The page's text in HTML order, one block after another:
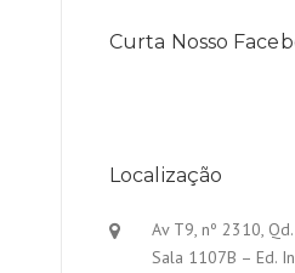
Curta Nosso
Localização
Av T9, nº 2310,
Sala 1107B – Ed.